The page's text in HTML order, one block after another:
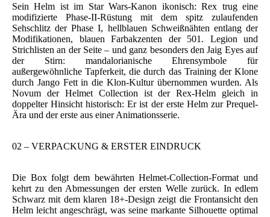
Sein Helm ist im Star Wars-Kanon ikonisch: Rex trug eine
modifizierte Phase-II-Rüstung mit dem spitz zulaufenden
Sehschlitz der Phase I, hellblauen Schweißnähten entlang der
Modifikationen, blauen Farbakzenten der 501. Legion und
Strichlisten an der Seite – und ganz besonders den Jaig Eyes auf
der Stirn: mandalorianische Ehrensymbole für
außergewöhnliche Tapferkeit, die durch das Training der Klone
durch Jango Fett in die Klon-Kultur übernommen wurden. Als
Novum der Helmet Collection ist der Rex-Helm gleich in
doppelter Hinsicht historisch: Er ist der erste Helm zur Prequel-
Ära und der erste aus einer Animationsserie.
02 – VERPACKUNG & ERSTER EINDRUCK
Die Box folgt dem bewährten Helmet-Collection-Format und
kehrt zu den Abmessungen der ersten Welle zurück. In edlem
Schwarz mit dem klaren 18+-Design zeigt die Frontansicht den
Helm leicht angeschrägt, was seine markante Silhouette optimal